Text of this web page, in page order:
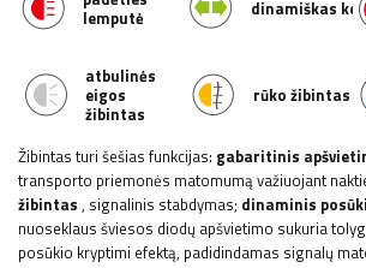
lemputė
dinamiškas
atbulinės
eigos
žibintas
rūko žibintas
Žibintas turi šešias funkcijas: gabaritinis
transporto priemonės matomumą važiuojant
žibintas , signalinis stabdymas; dinaminis
nuoseklaus šviesos diodų apšvietimo sukuria
posūkio kryptimi efektą, padidindamas signalų